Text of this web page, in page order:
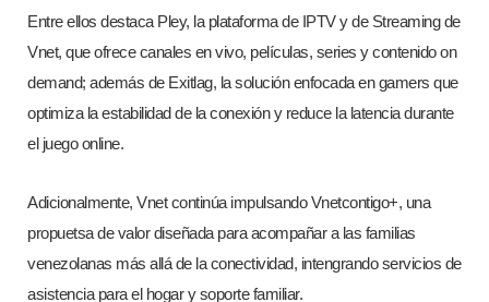
Entre ellos destaca Pley, la plataforma de IPTV y de Streaming de
Vnet, que ofrece canales en vivo, películas, series y contenido on
demand; además de Exitlag, la solución enfocada en gamers que
optimiza la estabilidad de la conexión y reduce la latencia durante
el juego online.
Adicionalmente, Vnet continúa impulsando Vnetcontigo+, una
propuetsa de valor diseñada para acompañar a las familias
venezolanas más allá de la conectividad, intengrando servicios de
asistencia para el hogar y soporte familiar.